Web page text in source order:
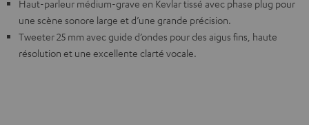
Haut-parleur médium-grave en Kevlar tissé avec phase plug pour
une scène sonore large et d’une grande précision.
Tweeter 25 mm avec guide d’ondes pour des aigus fins, haute
résolution et une excellente clarté vocale.